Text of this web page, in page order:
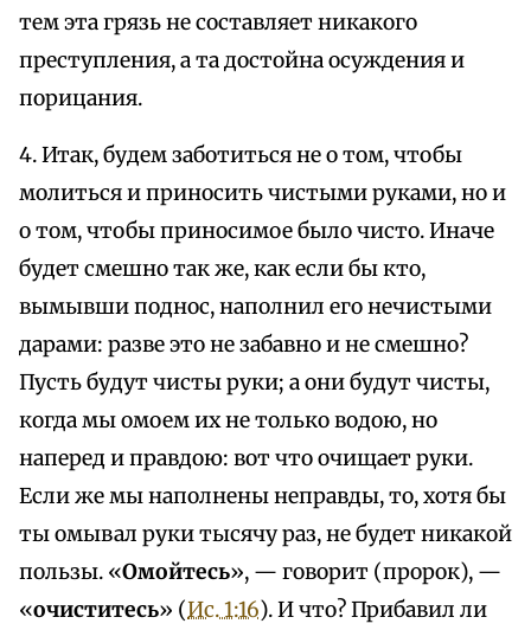
тем эта грязь не составляет никакого
преступления, а та достойна осуждения и
порицания.
4. Итак, будем заботиться не о том, чтобы
молиться и приносить чистыми руками, но и
о том, чтобы приносимое было чисто. Иначе
будет смешно так же, как если бы кто,
вымывши поднос, наполнил его нечистыми
дарами: разве это не забавно и не смешно?
Пусть будут чисты руки; а они будут чисты,
когда мы омоем их не только водою, но
наперед и правдою: вот что очищает руки.
Если же мы наполнены неправды, то, хотя бы
ты омывал руки тысячу раз, не будет никакой
пользы. «Омойтесь», — говорит (пророк), —
«очиститесь» (Ис. 1:16). И что? Прибавил ли